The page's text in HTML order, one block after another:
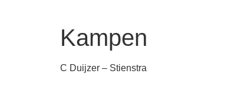
Kampen
C Duijzer – Stienstra